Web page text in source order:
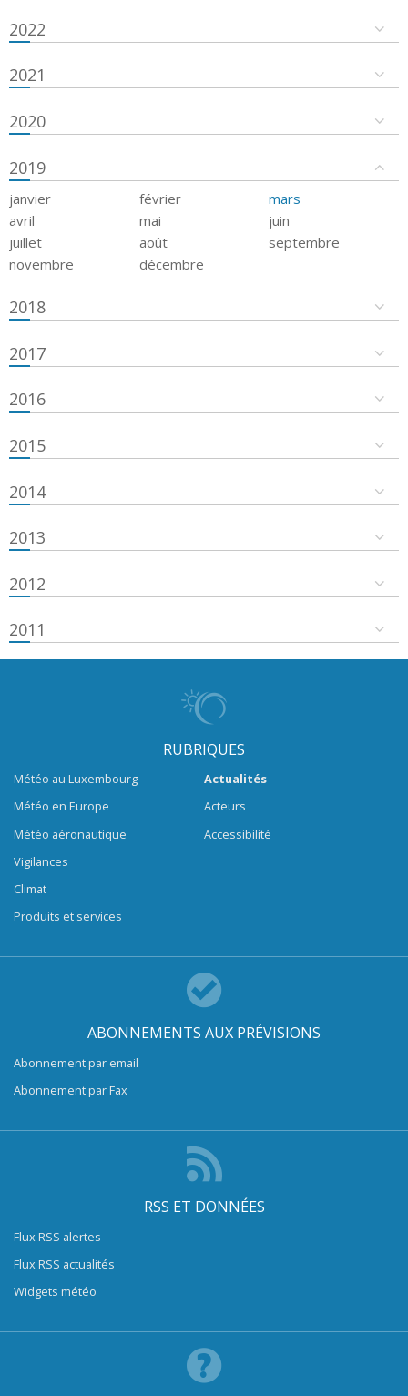
2022
2021
2020
2019
janvier février
mars
avril
mai
juin
juillet
août
septembre
novembre
décembre
2018
2017
2016
2015
2014
2013
2012
2011
RUBRIQUES
Météo au Luxembourg
Météo en Europe
Météo aéronautique
Vigilances
Climat
Produits et services
Actualités
Acteurs
Accessibilité
ABONNEMENTS AUX PRÉVISIONS
Abonnement par email
Abonnement par Fax
RSS ET DONNÉES
Flux RSS alertes
Flux RSS actualités
Widgets météo